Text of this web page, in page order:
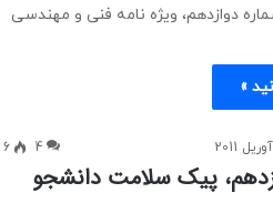
دوازدهم، ویژه نامه فنی و مهندسی
»
4
6
پیک سلامت دانشجو